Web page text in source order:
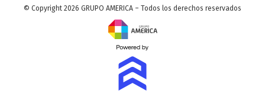
© Copyright 2026 GRUPO AMERICA – Todos los derechos reservados